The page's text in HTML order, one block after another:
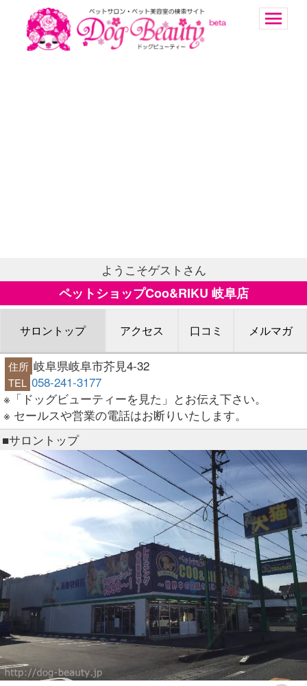
ようこそゲストさん
ペットショップCoo&RIKU 岐阜店
サロントップ アクセス 口コミ メルマガ
住所 岐阜県岐阜市芥見4-32
TEL 058-241-3177
※「ドッグビューティーを見た」とお伝え下さい。
※ セールスや営業の電話はお断りいたします。
■サロントップ